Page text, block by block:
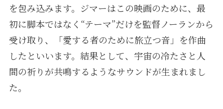
を包み込みます。ジマーはこの映画のために、最
初に脚本ではなく“テーマ”だけを監督ノーランから
受け取り、「愛する者のために旅立つ音」を作曲
したといいます。結果として、宇宙の冷たさと人
間の祈りが共鳴するようなサウンドが生まれまし
た。